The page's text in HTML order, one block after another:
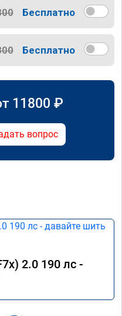
Бесплатно
Бесплатно
11800 ₽
вопрос
2.0 190 лс -